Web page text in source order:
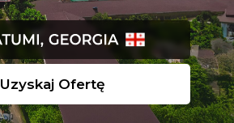
Uzyskaj Ofertę